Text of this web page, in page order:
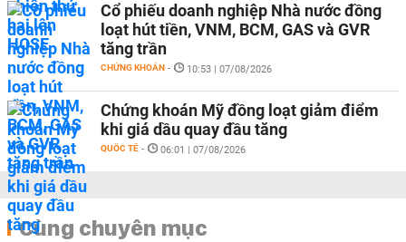
Cổ phiếu doanh nghiệp Nhà nước đồng
loạt hút tiền, VNM, BCM, GAS và GVR
tăng trần
CHỨNG KHOÁN - 10:53 | 07/08/2026
Chứng khoán Mỹ đồng loạt giảm điểm
khi giá dầu quay đầu tăng
QUỐC TẾ - 06:01 | 07/08/2026
Cùng chuyên mục